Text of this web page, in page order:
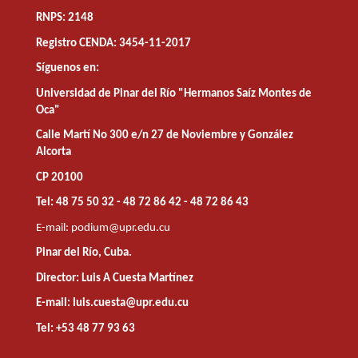
RNPS: 2148
Registro CENDA: 3454-11-2017
Síguenos en:
Universidad de Pinar del Río "Hermanos Saíz Montes de
Oca"
Calle Martí No 300 e/n 27 de Noviembre y González
Alcorta
CP 20100
Tel: 48 75 50 32 - 48 72 86 42 - 48 72 86 43
E-mail: podium@upr.edu.cu
Pinar del Río, Cuba.
Director: Luis A Cuesta Martínez
E-mail: luis.cuesta@upr.edu.cu
Tel: +53 48 77 93 63